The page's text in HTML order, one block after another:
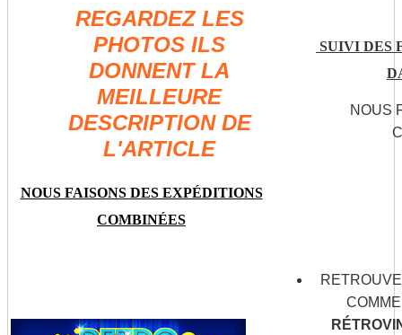
REGARDEZ LES
PHOTOS ILS
DONNENT LA
MEILLEURE
DESCRIPTION DE
L'ARTICLE
NOUS FAISONS DES EXPÉDITIONS
COMBINÉES
SUIVI DES
NOUS